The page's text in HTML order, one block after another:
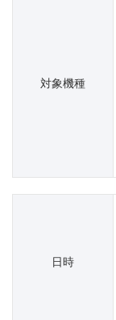
対象機種
日時